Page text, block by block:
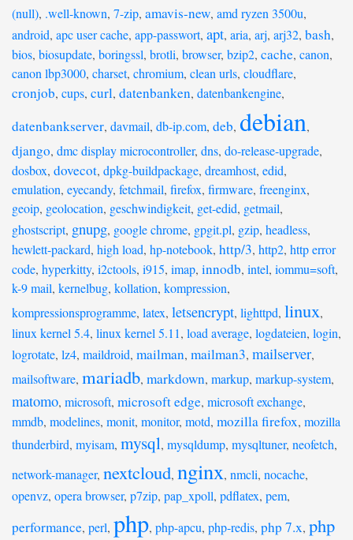
(null), .well-known, 7-zip, amavis-new, amd ryzen 3500u,
android, apc user cache, app-passwort, apt, aria, arj, arj32, bash,
bios, biosupdate, boringssl, brotli, browser, bzip2, cache, canon,
canon lbp3000, charset, chromium, clean urls, cloudflare,
cronjob, cups, curl, datenbanken, datenbankengine,
datenbankserver, davmail, db-ip.com, deb, debian,
django, dmc display microcontroller, dns, do-release-upgrade,
dosbox, dovecot, dpkg-buildpackage, dreamhost, edid,
emulation, eyecandy, fetchmail, firefox, firmware, freenginx,
geoip, geolocation, geschwindigkeit, get-edid, getmail,
ghostscript, gnupg, google chrome, gpgit.pl, gzip, headless,
hewlett-packard, high load, hp-notebook, http/3, http2, http error
code, hyperkitty, i2ctools, i915, imap, innodb, intel, iommu=soft,
k-9 mail, kernelbug, kollation, kompression,
kompressionsprogramme, latex, letsencrypt, lighttpd, linux,
linux kernel 5.4, linux kernel 5.11, load average, logdateien, login,
logrotate, lz4, maildroid, mailman, mailman3, mailserver,
mailsoftware, mariadb, markdown, markup, markup-system,
matomo, microsoft, microsoft edge, microsoft exchange,
mmdb, modelines, monit, monitor, motd, mozilla firefox, mozilla
thunderbird, myisam, mysql, mysqldump, mysqltuner, neofetch,
network-manager, nextcloud, nginx, nmcli, nocache,
openvz, opera browser, p7zip, pap_xpoll, pdflatex, pem,
performance, perl, php, php-apcu, php-redis, php 7.x, php